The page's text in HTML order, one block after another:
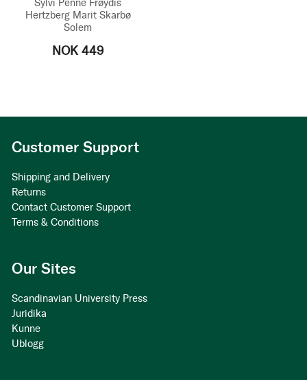
Sylvi Penne Frøydis
Hertzberg Marit Skarbø
Solem
NOK 449
Customer Support
Shipping and Delivery
Returns
Contact Customer Support
Terms & Conditions
Our Sites
Scandinavian University Press
Juridika
Kunne
Ublogg